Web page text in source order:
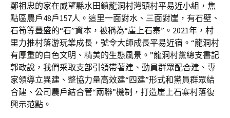
鄭祖忠的家在威望縣水田鎮龍洞村灣頭村平易近小組，焦
點區農戶48戶157人。這里一面對水、三面對崖，有石壁、
石筍等豐盛的“石”資本，被稱為“崖上石寨”。2021年，村
里力推村落游玩業成長，號令大師成長平易近宿。“龍洞村
有厚重的白色文明、精美的生態風景。”龍洞村黨總支書記
郭政說，我們采取支部引領帶著建、動員群眾配合建、專
家領導立異建、整協力量高效建“四建”形式和黨員群眾結
合建、公司農戶結合管“兩聯”機制，打造崖上石寨村落復
興示范點。